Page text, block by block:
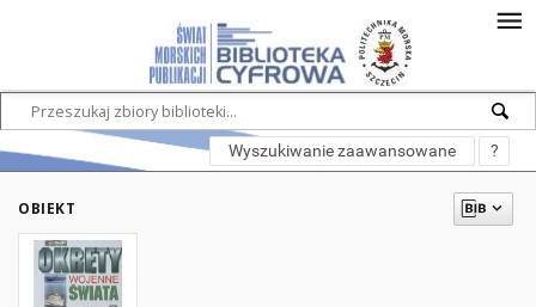
Wyszukiwanie zaawansowane ?
OBIEKT